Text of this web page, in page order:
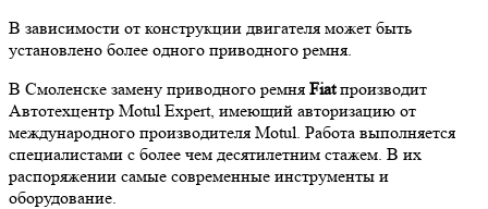
В зависимости от конструкции двигателя может быть
установлено более одного приводного ремня.
В Смоленске замену приводного ремня Fiatпроизводит
Автотехцентр Motul Expert, имеющий авторизацию от
международного производителя Motul. Работа выполняется
специалистами с более чем десятилетним стажем. В их
распоряжении самые современные инструменты и
оборудование.